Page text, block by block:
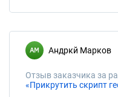
Андркй Марков
Отзыв заказчика за
«Прикрутить скрипт